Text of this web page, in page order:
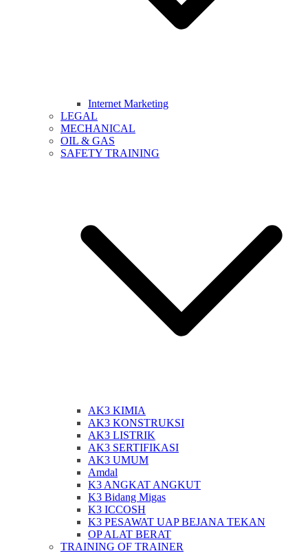
Internet Marketing
LEGAL
MECHANICAL
OIL & GAS
SAFETY TRAINING
AK3 KIMIA
AK3 KONSTRUKSI
AK3 LISTRIK
AK3 SERTIFIKASI
AK3 UMUM
Amdal
K3 ANGKAT ANGKUT
K3 Bidang Migas
K3 ICCOSH
K3 PESAWAT UAP BEJANA TEKAN
OP ALAT BERAT
TRAINING OF TRAINER